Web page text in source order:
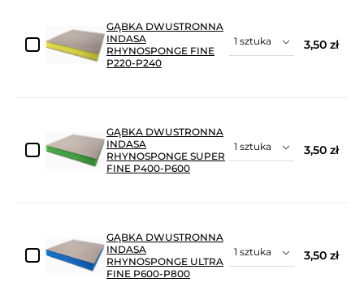
GĄBKA DWUSTRONNA
INDASA
RHYNOSPONGE FINE
P220-P240
3,50 zł
GĄBKA DWUSTRONNA
INDASA
RHYNOSPONGE SUPER
FINE P400-P600
3,50 zł
GĄBKA DWUSTRONNA
INDASA
RHYNOSPONGE ULTRA
FINE P600-P800
3,50 zł